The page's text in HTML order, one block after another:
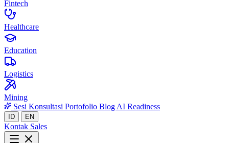
Fintech
Healthcare
Education
Logistics
Mining
Sesi Konsultasi Portofolio Blog AI Readiness
ID EN
Kontak Sales